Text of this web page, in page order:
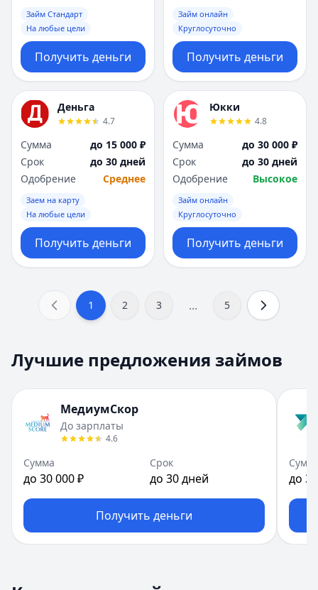
Займ Стандарт
На любые цели
Получить деньги
Займ онлайн
Круглосуточно
Получить деньги
Деньга
4.7
Сумма
до 15 000 ₽
Срок
до 30 дней
Одобрение
Среднее
Заем на карту
На любые цели
Получить деньги
Юкки
4.8
Сумма
до 30 000 ₽
Срок
до 30 дней
Одобрение
Высокое
Займ онлайн
Круглосуточно
Получить деньги
1 2 3 ... 5
Лучшие предложения займов
МедиумСкор
До зарплаты
4.6
Сумма
до 30 000 ₽
Срок
до 30 дней
Получить деньги
до